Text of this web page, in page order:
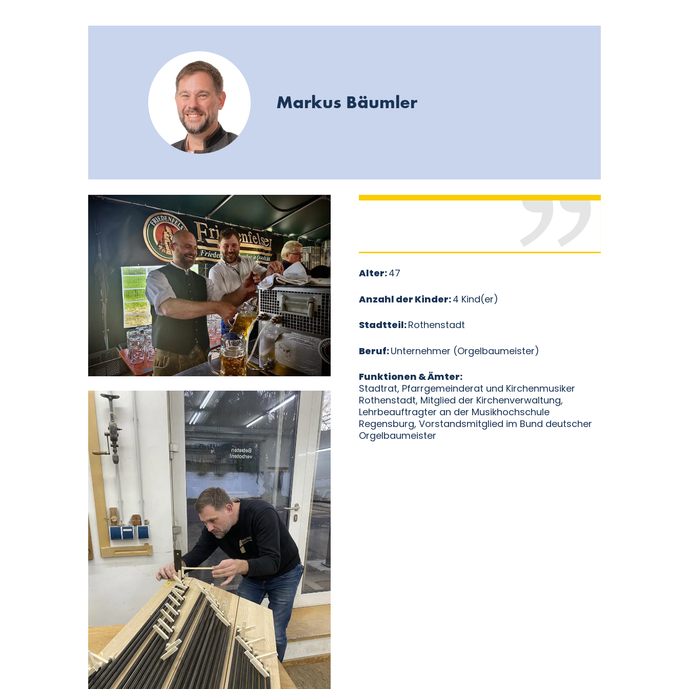
Markus Bäumler
Alter:47
Anzahl der Kinder:4 Kind(er)
Stadtteil:Rothenstadt
Beruf:Unternehmer (Orgelbaumeister)
Funktionen & Ämter:
Stadtrat, Pfarrgemeinderat und Kirchenmusiker
Rothenstadt, Mitglied der Kirchenverwaltung,
Lehrbeauftragter an der Musikhochschule
Regensburg, Vorstandsmitglied im Bund deutscher
Orgelbaumeister